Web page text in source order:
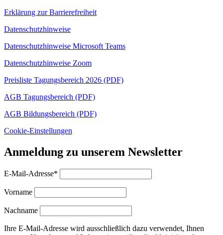
Erklärung zur Barrierefreiheit
Datenschutzhinweise
Datenschutzhinweise Microsoft Teams
Datenschutzhinweise Zoom
Preisliste Tagungsbereich 2026 (PDF)
AGB Tagungsbereich (PDF)
AGB Bildungsbereich (PDF)
Cookie-Einstellungen
Anmeldung zu unserem Newsletter
E-Mail-Adresse*
Vorname
Nachname
Ihre E-Mail-Adresse wird ausschließlich dazu verwendet, Ihnen